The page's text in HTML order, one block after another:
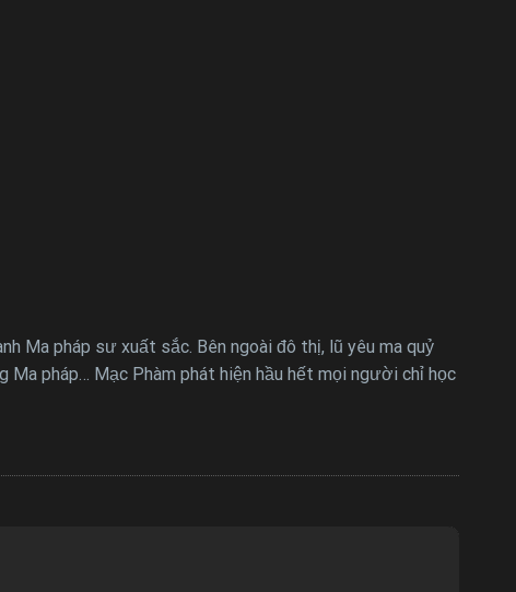
Ma pháp sư xuất sắc. Bên ngoài đô thị, lũ yêu ma quỷ
pháp… Mạc Phàm phát hiện hầu hết mọi người chỉ học